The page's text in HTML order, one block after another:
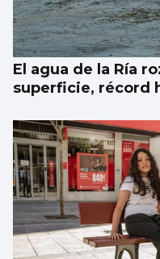
El agua de la Ría
superficie, récord